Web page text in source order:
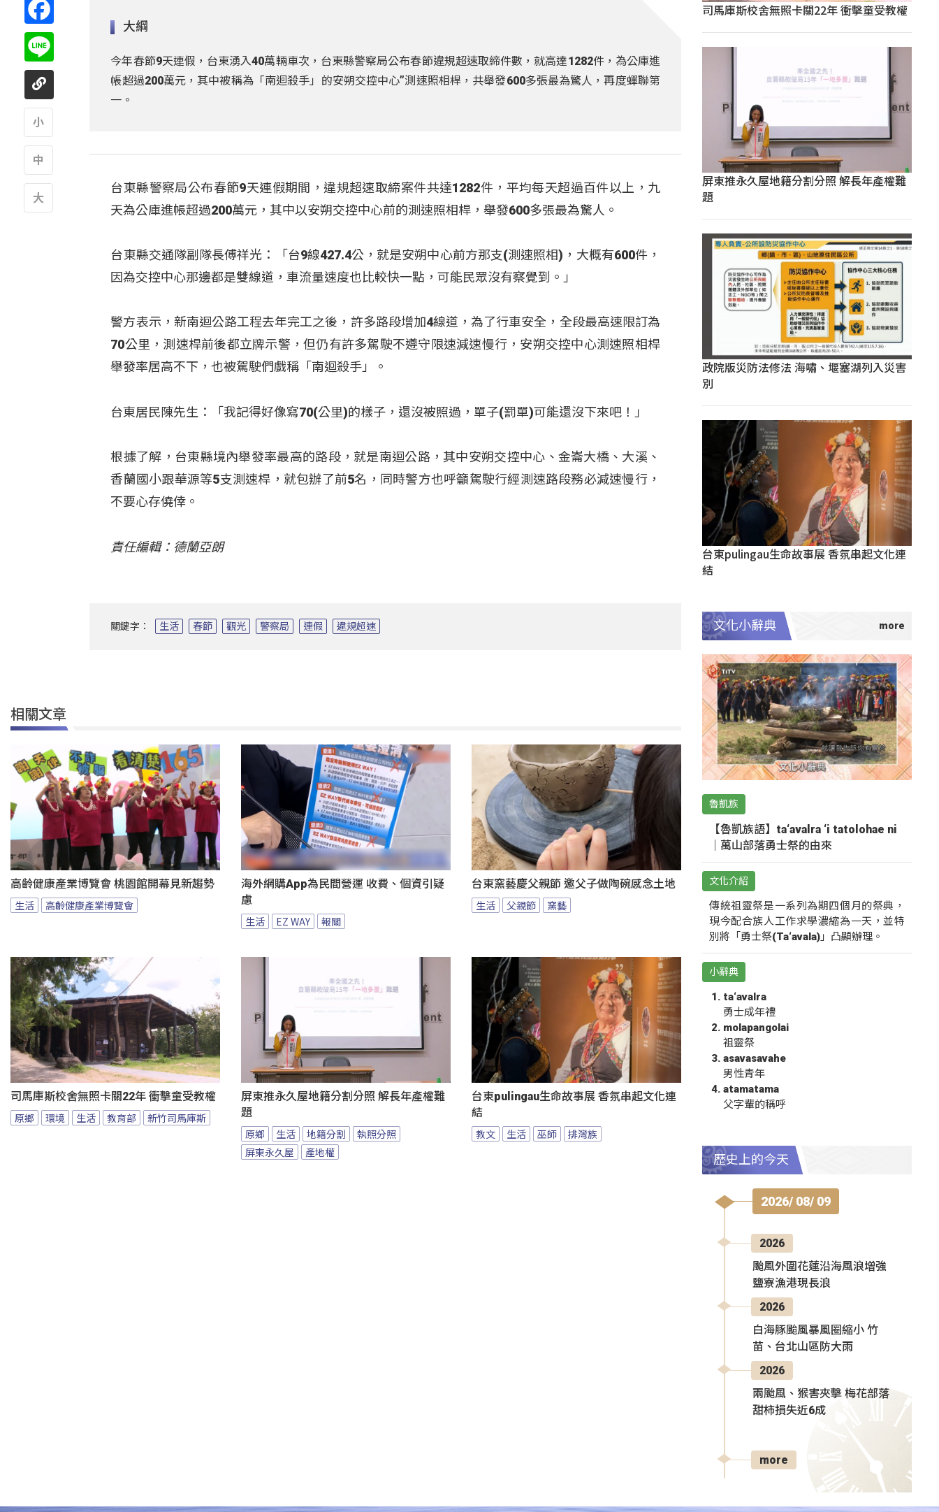
大綱
今年春節9天連假，台東湧入40萬輛車次，台東縣警察局公布春節違規超速取締件數，就高達1282件，為公庫進
帳超過200萬元，其中被稱為「南迴殺手」的安朔交控中心”測速照相桿，共舉發600多張最為驚人，再度蟬聯第
一。
台東縣警察局公布春節9天連假期間，違規超速取締案件共達1282件，平均每天超過百件以上，九
天為公庫進帳超過200萬元，其中以安朔交控中心前的測速照相桿，舉發600多張最為驚人。
台東縣交通隊副隊長傅祥光：「台9線427.4公，就是安朔中心前方那支(測速照相)，大概有600件，
因為交控中心那邊都是雙線道，車流量速度也比較快一點，可能民眾沒有察覺到。」
警方表示，新南迴公路工程去年完工之後，許多路段增加4線道，為了行車安全，全段最高速限訂為
70公里，測速桿前後都立牌示警，但仍有許多駕駛不遵守限速減速慢行，安朔交控中心測速照相桿
舉發率居高不下，也被駕駛們戲稱「南迴殺手」。
台東居民陳先生：「我記得好像寫70(公里)的樣子，還沒被照過，單子(罰單)可能還沒下來吧！」
根據了解，台東縣境內舉發率最高的路段，就是南迴公路，其中安朔交控中心、金崙大橋、大溪、
香蘭國小跟華源等5支測速桿，就包辦了前5名，同時警方也呼籲駕駛行經測速路段務必減速慢行，
不要心存僥倖。
責任編輯：德蘭亞朗
關鍵字： 生活 春節 觀光 警察局 連假 違規超速
相關文章
高齡健康產業博覽會 桃園館開幕見新趨勢
生活 高齡健康產業博覽會
海外網購App為民間營運 收費、個資引疑
慮
生活 EZ WAY 報關
台東窯藝慶父親節 邀父子做陶碗感念土地
生活 父親節 窯藝
司馬庫斯校舍無照卡關22年 衝擊童受教權
原鄉 環境 生活 教育部 新竹司馬庫斯
屏東推永久屋地籍分割分照 解長年產權難
題
原鄉 生活 地籍分割
執照分照
屏東永久屋
產地權
台東pulingau生命故事展 香氛串起文化連
結
教文 生活 巫師 排灣族
司馬庫斯校舍無照卡關22年 衝擊童受教權
屏東推永久屋地籍分割分照 解長年產權難
題
政院版災防法修法 海嘯、堰塞湖列入災害
別
台東pulingau生命故事展 香氛串起文化連
結
文化小辭典
魯凱族
【魯凱族語】ta‘avalra ‘i tatolohae ni
｜萬山部落勇士祭的由來
文化介紹
傳統祖靈祭是一系列為期四個月的祭典，
現今配合族人工作求學濃縮為一天，並特
別將「勇士祭(Ta‘avala)」凸顯辦理。
小辭典
ta‘avalra
勇士成年禮
molapangolai
祖靈祭
asavasavahe
男性青年
atamatama
父字輩的稱呼
歷史上的今天
2026/ 08/ 09
2026
颱風外圍花蓮沿海風浪增強
鹽寮漁港現長浪
2026
白海豚颱風暴風圈縮小 竹
苗、台北山區防大雨
2026
兩颱風、猴害夾擊 梅花部落
甜柿損失近6成
more